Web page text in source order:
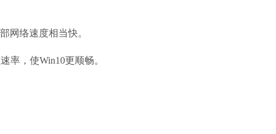
络速度相当快。
，使Win10更顺畅。